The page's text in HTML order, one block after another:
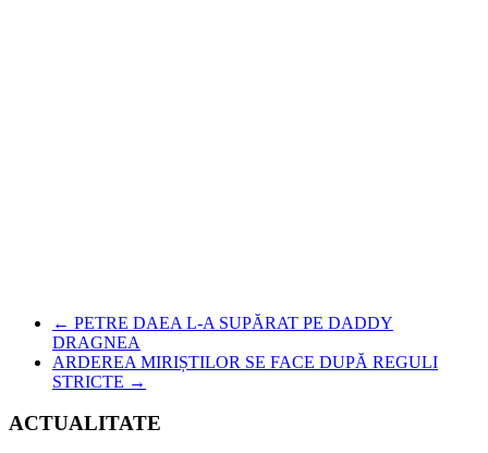
← PETRE DAEA L-A SUPĂRAT PE DADDY
DRAGNEA
ARDEREA MIRIȘTILOR SE FACE DUPĂ REGULI
STRICTE →
ACTUALITATE